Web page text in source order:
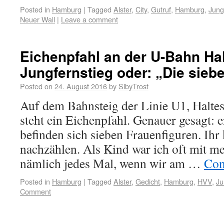
Posted in Hamburg | Tagged Alster, City, Gutruf, Hamburg,
Neuer Wall | Leave a comment
Eichenpfahl an der U-Bahn
Jungfernstieg oder: „Die
Posted on 24. August 2016by SibyTrost
Auf dem Bahnsteig der Linie U1,
steht ein Eichenpfahl. Genauer
befinden sich sieben Frauenfiguren. Ihr
nachzählen. Als Kind war ich oft mit
nämlich jedes Mal, wenn wir am …
Posted in Hamburg | Tagged Alster, Gedicht, Hamburg, HVV,
Comment